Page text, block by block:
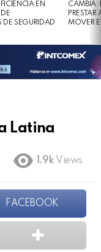
EN
DE SEGURIDAD
CAMBIA:
MOVER
Latina
1.9k Views
FACEBOOK